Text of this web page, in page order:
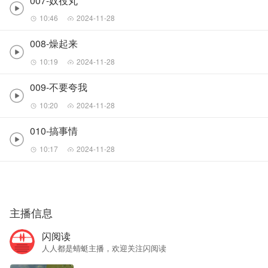
10:46 2024-11-28
008-燥起来
10:19 2024-11-28
009-不要夸我
10:20 2024-11-28
010-搞事情
10:17 2024-11-28
主播信息
闪阅读
人人都是蜻蜓主播，欢迎关注闪阅读